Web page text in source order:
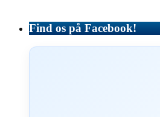
Find os på Facebook!